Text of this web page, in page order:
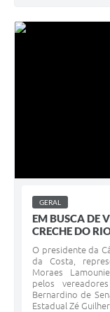
GERAL
EM BUSCA DE
CRECHE DO
O presidente da
da Costa,
Moraes
pelos
Bernardino de
Estadual Zé